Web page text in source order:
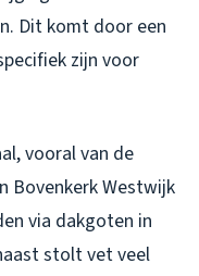
Dit komt door een
zijn voor
vooral van de
Bovenkerk Westwijk
via dakgoten in
stolt vet veel